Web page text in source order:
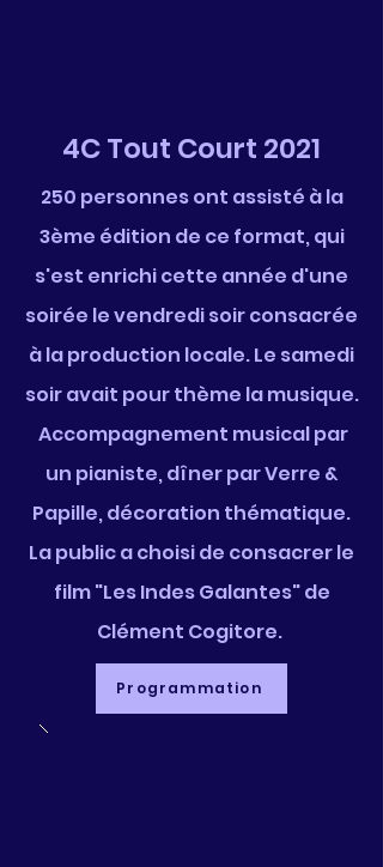
4C Tout Court 2021
250 personnes ont assisté à la
3ème édition de ce format, qui
s'est enrichi cette année d'une
soirée le vendredi soir consacrée
à la production locale. Le samedi
soir avait pour thème la musique.
Accompagnement musical par
un pianiste, dîner par Verre &
Papille, décoration thématique.
La public a choisi de consacrer le
film "Les Indes Galantes" de
Clément Cogitore.
Programmation